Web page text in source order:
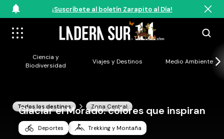
¡Suscríbete al boletín Zarapito al Día!
Ciencia y
Biodiversidad
Viajes y Destinos Medio Ambiente
Todos los destinos Zona Central
Glaciar el Morado: colores que inspiran
Deportes Trekking y Montaña